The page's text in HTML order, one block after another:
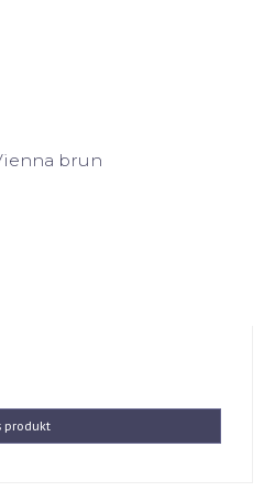
brun
produkt